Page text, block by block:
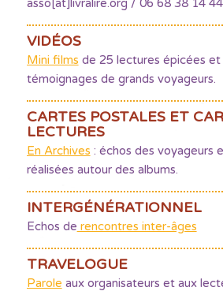
asso[at]livralire.org / 06 68 38 14 44
VIDÉOS
Mini films de 25 lectures épicées
témoignages de grands voyageurs.
CARTES POSTALES ET
LECTURES
En Archives : échos des voyageurs
réalisées autour des albums.
INTERGÉNÉRATIONNEL
Echos de rencontres inter-âges
TRAVELOGUE
Parole aux organisateurs et aux